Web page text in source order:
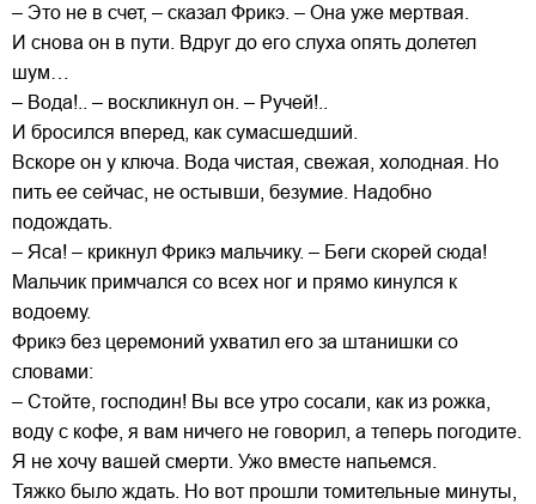
– Это не в счет, – сказал Фрикэ. – Она уже мертвая.
И снова он в пути. Вдруг до его слуха опять долетел
шум…
– Вода!.. – воскликнул он. – Ручей!..
И бросился вперед, как сумасшедший.
Вскоре он у ключа. Вода чистая, свежая, холодная. Но
пить ее сейчас, не остывши, безумие. Надобно
подождать.
– Яса! – крикнул Фрикэ мальчику. – Беги скорей сюда!
Мальчик примчался со всех ног и прямо кинулся к
водоему.
Фрикэ без церемоний ухватил его за штанишки со
словами:
– Стойте, господин! Вы все утро сосали, как из рожка,
воду с кофе, я вам ничего не говорил, а теперь погодите.
Я не хочу вашей смерти. Ужо вместе напьемся.
Тяжко было ждать. Но вот прошли томительные минуты,